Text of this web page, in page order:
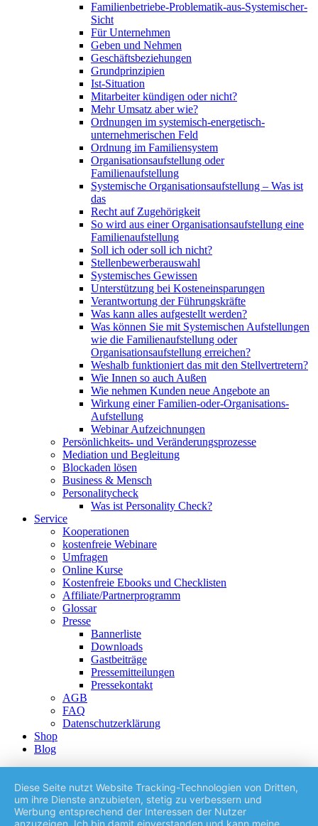
Familienbetriebe-Problematik-aus-Systemischer-
Sicht
Für Unternehmen
Geben und Nehmen
Geschäftsbeziehungen
Grundprinzipien
Ist-Situation
Mitarbeiter kündigen oder nicht?
Mehr Umsatz aber wie?
Ordnungen im systemisch-energetisch-
unternehmerischen Feld
Ordnung im Familiensystem
Organisationsaufstellung oder
Familienaufstellung
Systemische Organisationsaufstellung – Was ist
das
Recht auf Zugehörigkeit
So wird aus einer Organisationsaufstellung eine
Familienaufstellung
Soll ich oder soll ich nicht?
Stellenbewerberauswahl
Systemisches Gewissen
Unterstützung bei Kosteneinsparungen
Verantwortung der Führungskräfte
Was kann alles aufgestellt werden?
Was können Sie mit Systemischen Aufstellungen
wie die Familienaufstellung oder
Organisationsaufstellung erreichen?
Weshalb funktioniert das mit den Stellvertretern?
Wie Innen so auch Außen
Wie nehmen Kunden neue Angebote an
Wirkung einer Familien-oder-Organisations-
Aufstellung
Webinar Aufzeichnungen
Persönlichkeits- und Veränderungsprozesse
Mediation und Begleitung
Blockaden lösen
Business & Mensch
Personalitycheck
Was ist Personality Check?
Service
Kooperationen
kostenfreie Webinare
Umfragen
Online Kurse
Kostenfreie Ebooks und Checklisten
Affiliate/Partnerprogramm
Glossar
Presse
Bannerliste
Downloads
Gastbeiträge
Pressemitteilungen
Pressekontakt
AGB
FAQ
Datenschutzerklärung
Shop
Blog
Diese Seite nutzt Website Tracking-Technologien von Dritten,
um ihre Dienste anzubieten, stetig zu verbessern und
Werbung entsprechend der Interessen der Nutzer
anzuzeigen. Ich bin damit einverstanden und kann meine